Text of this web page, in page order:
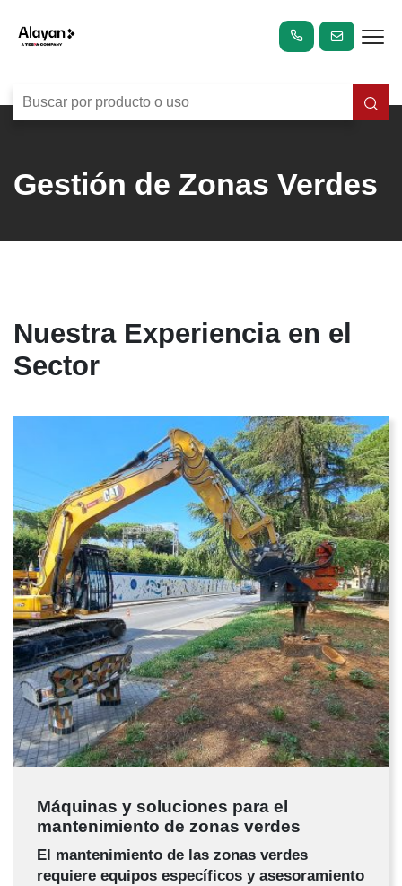
Gestión de Zonas Verdes
Nuestra Experiencia en el
Sector
Máquinas y soluciones para el
mantenimiento de zonas verdes
El mantenimiento de las zonas verdes
requiere equipos específicos y asesoramiento